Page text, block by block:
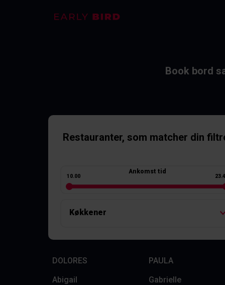
Book bord
Restauranter, som matcher din
Ankomst tid
10.00
Køkkener
DOLORES PAULA
Abigail
Gabrielle